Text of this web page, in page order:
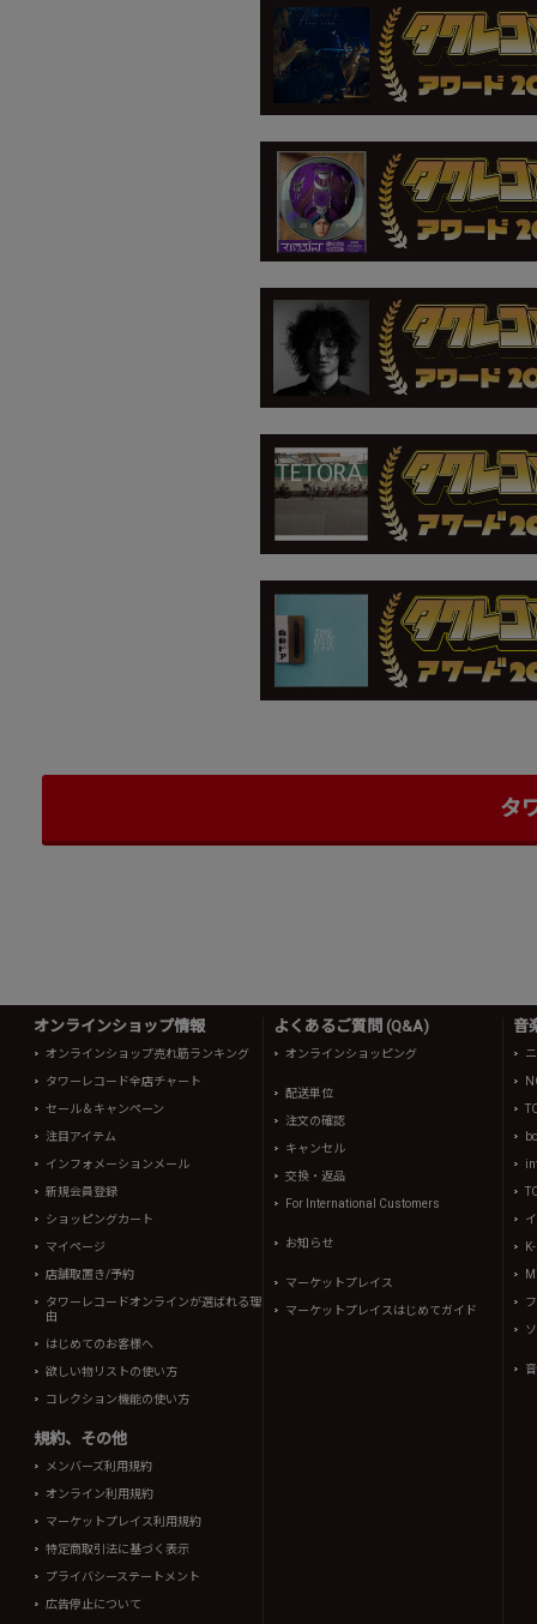
タ
オンラインショップ情報
オンラインショップ売れ筋ランキング
タワーレコード全店チャート
セール＆キャンペーン
注目アイテム
インフォメーションメール
新規会員登録
ショッピングカート
マイページ
店舗取置き/予約
タワーレコードオンラインが選ばれる理
由
はじめてのお客様へ
欲しい物リストの使い方
コレクション機能の使い方
規約、その他
メンバーズ利用規約
オンライン利用規約
マーケットプレイス利用規約
特定商取引法に基づく表示
プライバシーステートメント
広告停止について
よくあるご質問 (Q&A)
オンラインショッピング
配送単位
注文の確認
キャンセル
交換・返品
For International Customers
お知らせ
マーケットプレイス
マーケットプレイスはじめてガイド
音